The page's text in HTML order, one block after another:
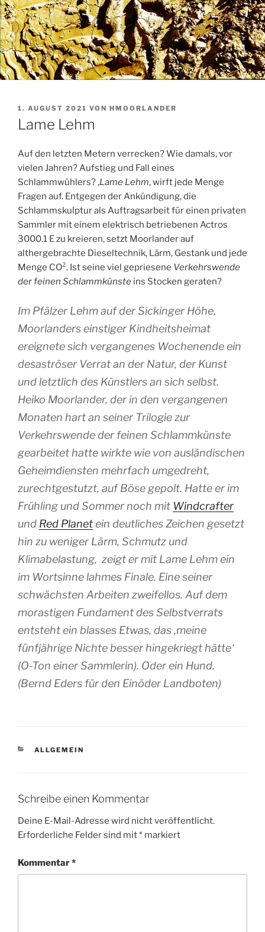
VERÖFFENTLICHT
AM
1. AUGUST 2021 VON HMOORLANDER
Lame Lehm
Auf den letzten Metern verrecken? Wie damals, vor
vielen Jahren? Aufstieg und Fall eines
Schlammwühlers? ‚Lame Lehm‚ wirft jede Menge
Fragen auf. Entgegen der Ankündigung, die
Schlammskulptur als Auftragsarbeit für einen privaten
Sammler mit einem elektrisch betriebenen Actros
3000.1 E zu kreieren, setzt Moorlander auf
althergebrachte Dieseltechnik, Lärm, Gestank und jede
Menge CO². Ist seine viel gepriesene Verkehrswende
der feinen Schlammkünste ins Stocken geraten?
Im Pfälzer Lehm auf der Sickinger Höhe,
Moorlanders einstiger Kindheitsheimat
ereignete sich vergangenes Wochenende ein
desaströser Verrat an der Natur, der Kunst
und letztlich des Künstlers an sich selbst.
Heiko Moorlander, der in den vergangenen
Monaten hart an seiner Trilogie zur
Verkehrswende der feinen Schlammkünste
gearbeitet hatte wirkte wie von ausländischen
Geheimdiensten mehrfach umgedreht,
zurechtgestutzt, auf Böse gepolt. Hatte er im
Frühling und Sommer noch mit Windcrafter
und Red Planetein deutliches Zeichen gesetzt
hin zu weniger Lärm, Schmutz und
Klimabelastung, zeigt er mit Lame Lehmein
im Wortsinne lahmes Finale. Eine seiner
schwächsten Arbeiten zweifellos. Auf dem
morastigen Fundament des Selbstverrats
entsteht ein blasses Etwas, das ‚meine
fünfjährige Nichte besser hingekriegt hätte‘
(O-Ton einer Sammlerin). Oder ein Hund.
(Bernd Eders für den Einöder Landboten)
KATEGORIEN
ALLGEMEIN
Schreibe einen Kommentar
Deine E-Mail-Adresse wird nicht veröffentlicht.
Erforderliche Felder sind mit* markiert
Kommentar*